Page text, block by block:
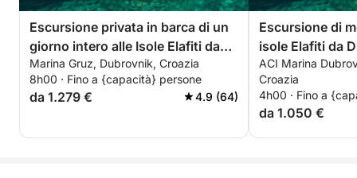
Escursione privata in barca di un
giorno intero alle Isole Elafiti da
Dubrovnik
Marina Gruz, Dubrovnik, Croazia
8h00 · Fino a {capacità} persone
da 1.279 € 4.9 (64)
Escursione di
isole Elafiti da
ACI Marina
Croazia
4h00 · Fino a
da 1.050 €